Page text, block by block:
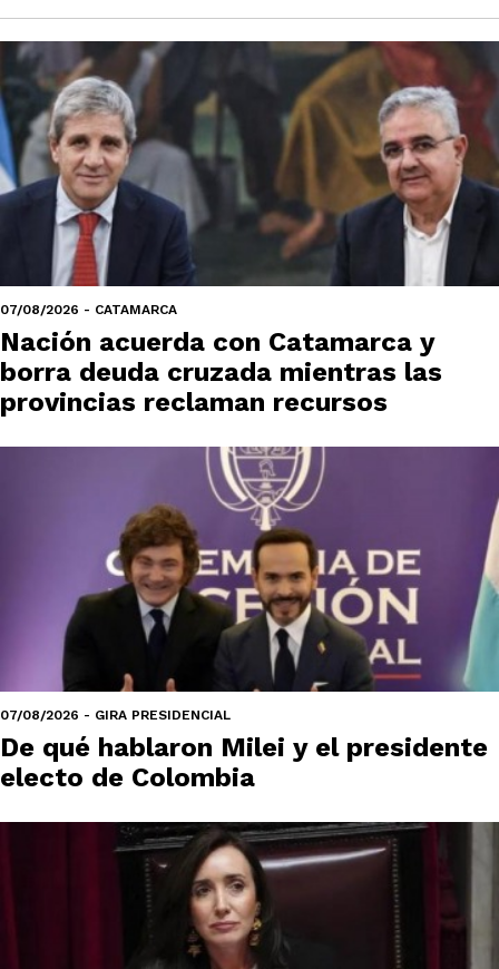
07/08/2026 - CATAMARCA
Nación acuerda con Catamarca y
borra deuda cruzada mientras las
provincias reclaman recursos
07/08/2026 - GIRA PRESIDENCIAL
De qué hablaron Milei y el presidente
electo de Colombia